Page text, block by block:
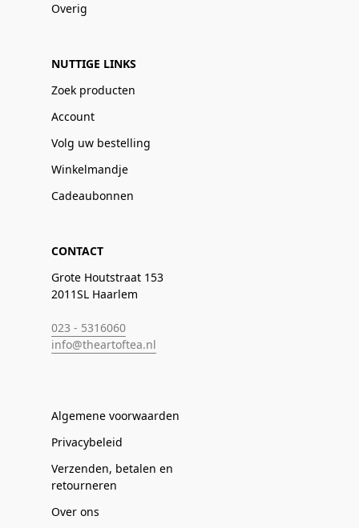
Overig
NUTTIGE LINKS
Zoek producten
Account
Volg uw bestelling
Winkelmandje
Cadeaubonnen
CONTACT
Grote Houtstraat 153
2011SL Haarlem
023 - 5316060
info@theartoftea.nl
Algemene voorwaarden
Privacybeleid
Verzenden, betalen en
retourneren
Over ons